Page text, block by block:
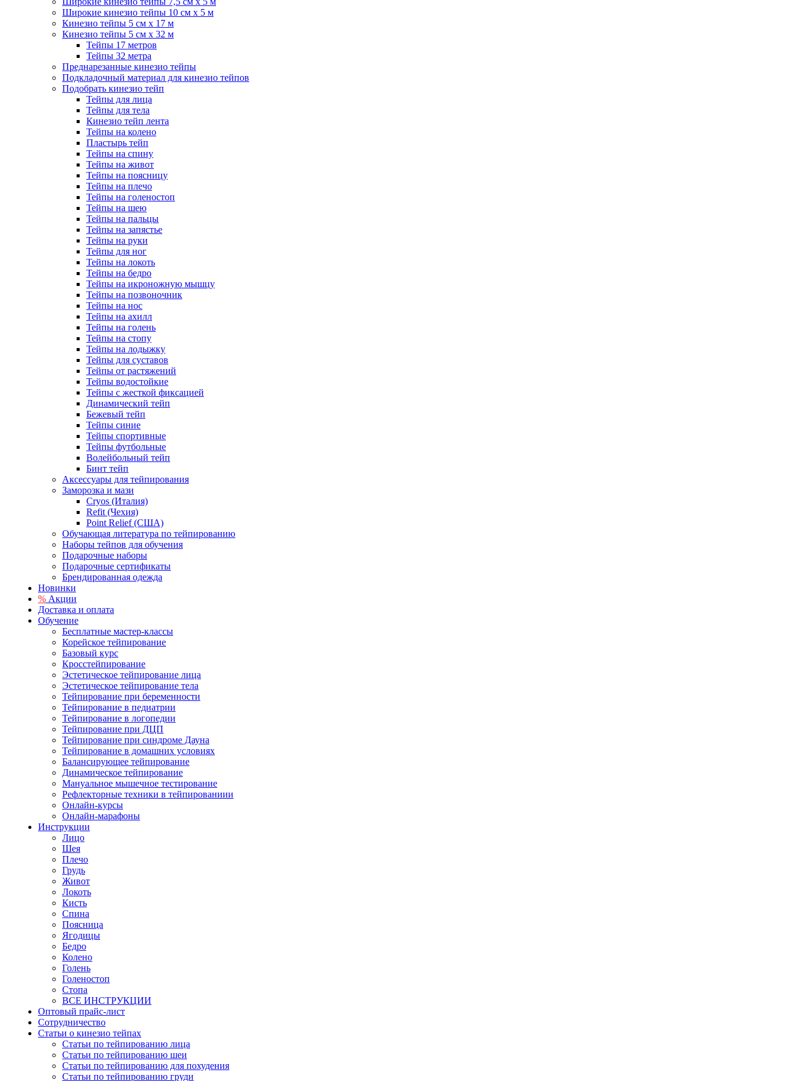
Широкие кинезио тейпы 10 см х 5 м
Кинезио тейпы 5 см x 17 м
Кинезио тейпы 5 см х 32 м
Тейпы 17 метров
Тейпы 32 метра
Преднарезанные кинезио тейпы
Подкладочный материал для кинезио тейпов
Подобрать кинезио тейп
Тейпы для лица
Тейпы для тела
Кинезио тейп лента
Тейпы на колено
Пластырь тейп
Тейпы на спину
Тейпы на живот
Тейпы на поясницу
Тейпы на плечо
Тейпы на голеностоп
Тейпы на шею
Тейпы на пальцы
Тейпы на запястье
Тейпы на руки
Тейпы для ног
Тейпы на локоть
Тейпы на бедро
Тейпы на икроножную мышцу
Тейпы на позвоночник
Тейпы на нос
Тейпы на ахилл
Тейпы на голень
Тейпы на стопу
Тейпы на лодыжку
Тейпы для суставов
Тейпы от растяжений
Тейпы водостойкие
Тейпы с жесткой фиксацией
Динамический тейп
Бежевый тейп
Тейпы синие
Тейпы спортивные
Тейпы футбольные
Волейбольный тейп
Бинт тейп
Аксессуары для тейпирования
Заморозка и мази
Cryos (Италия)
Refit (Чехия)
Point Relief (США)
Обучающая литература по тейпированию
Наборы тейпов для обучения
Подарочные наборы
Подарочные сертификаты
Брендированная одежда
Новинки
% Акции
Доставка и оплата
Обучение
Бесплатные мастер-классы
Корейское тейпирование
Базовый курс
Кросстейпирование
Эстетическое тейпирование лица
Эстетическое тейпирование тела
Тейпирование при беременности
Тейпирование в педиатрии
Тейпирование в логопедии
Тейпирование при ДЦП
Тейпирование при синдроме Дауна
Тейпирование в домашних условиях
Балансирующее тейпирование
Динамическое тейпирование
Мануальное мышечное тестирование
Рефлекторные техники в тейпированиии
Онлайн-курсы
Онлайн-марафоны
Инструкции
Лицо
Шея
Плечо
Грудь
Живот
Локоть
Кисть
Спина
Поясница
Ягодицы
Бедро
Колено
Голень
Голеностоп
Стопа
ВСЕ ИНСТРУКЦИИ
Оптовый прайс-лист
Сотрудничество
Статьи о кинезио тейпах
Статьи по тейпированию лица
Статьи по тейпированию шеи
Статьи по тейпированию для похудения
Статьи по тейпированию груди